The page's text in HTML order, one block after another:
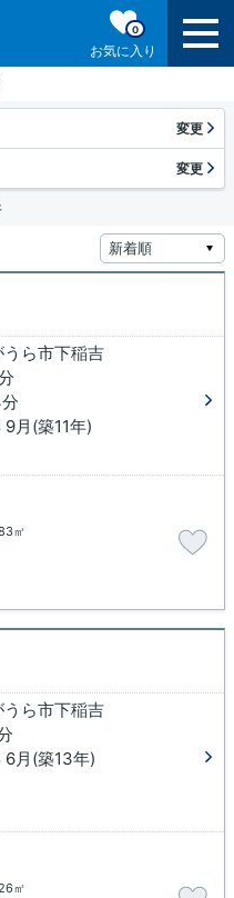
お気に入り
0
変更
変更
ら市下稲吉
月(築11年)
㎡
ら市下稲吉
月(築13年)
㎡